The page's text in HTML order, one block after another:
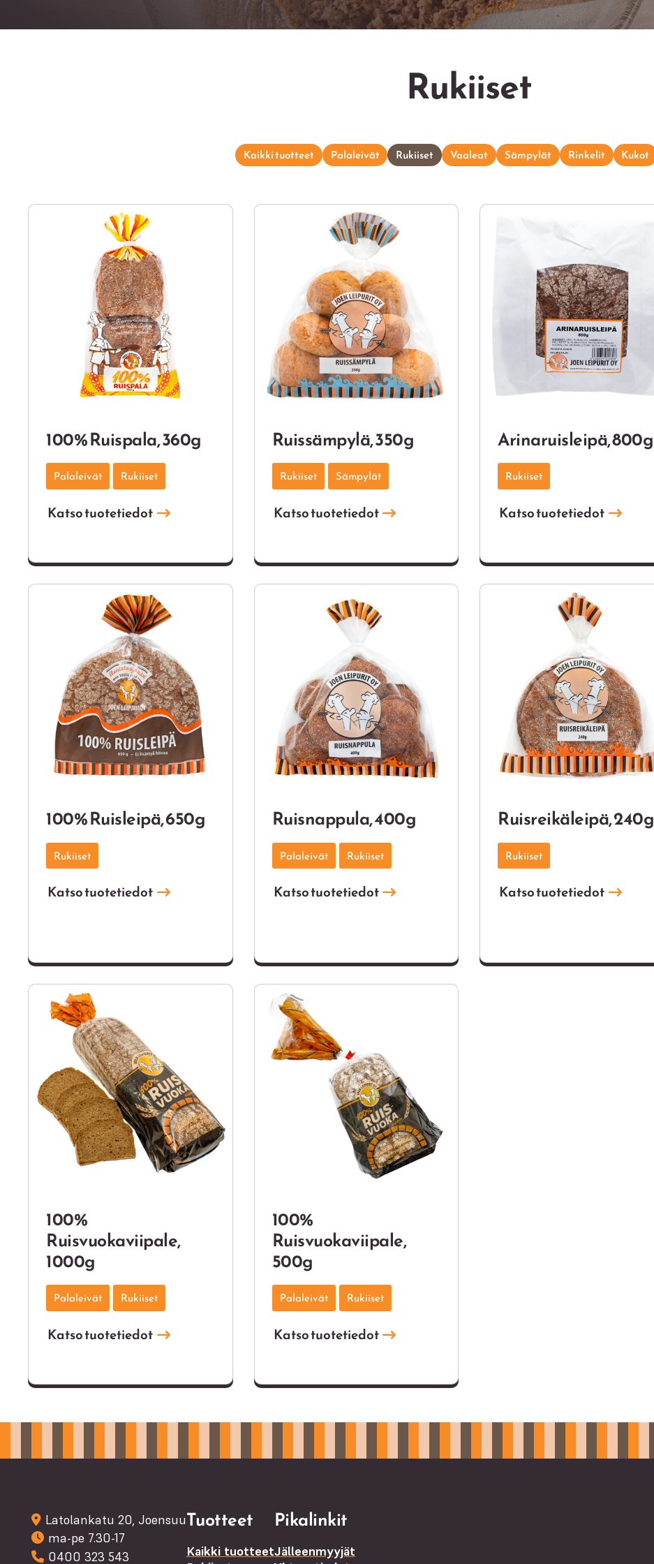
Rukiiset
Kaikki tuotteet Palaleivät Rukiiset Vaaleat Sämpylät Rinkelit Kukot
100% Ruispala, 360g
Palaleivät Rukiiset
Katso tuotetiedot
Ruissämpylä, 350g
Rukiiset Sämpylät
Katso tuotetiedot
Arinaruisleipä, 800g
Rukiiset
Katso tuotetiedot
100% Ruisleipä, 650g
Rukiiset
Katso tuotetiedot
Ruisnappula, 400g
Palaleivät Rukiiset
Katso tuotetiedot
Ruisreikäleipä, 240g
Rukiiset
Katso tuotetiedot
100%
Ruisvuokaviipale,
1000g
Palaleivät Rukiiset
Katso tuotetiedot
100%
Ruisvuokaviipale,
500g
Palaleivät Rukiiset
Katso tuotetiedot
Latolankatu 20, Joensuu
ma-pe 7.30-17
0400 323 543
Tuotteet
Kaikki tuotteet
Pikalinkit
Jälleenmyyjät